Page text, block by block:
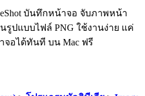
บันทึกหน้าจอ จับภาพหน้า
ปแบบไฟล์ PNG ใช้งานง่าย แค่
อได้ทันที บน Mac ฟรี